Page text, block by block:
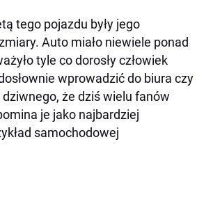
tego pojazdu były jego
Auto miało niewiele ponad
tyle co dorosły człowiek
wprowadzić do biura czy
że dziś wielu fanów
je jako najbardziej
samochodowej